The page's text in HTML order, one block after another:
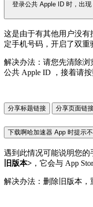
登录公共 Apple ID 时，出现
这是由于有其他用户没有
定手机号码，开启了双重
解决办法：请您先清除
公共 Apple ID ，接着请
分享标题链接 分享页面链
下载啊哈加速器 App 时提示
遇到此情况可能说明您
旧版本> ，它会与 App
解决办法：删除旧版本，